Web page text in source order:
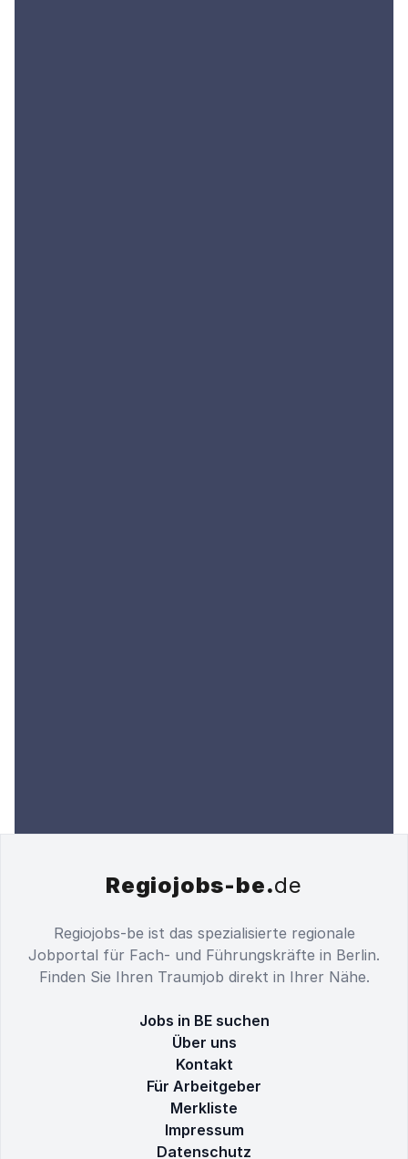
Regiojobs-be.de
Regiojobs-be ist das spezialisierte regionale
Jobportal für Fach- und Führungskräfte in Berlin.
Finden Sie Ihren Traumjob direkt in Ihrer Nähe.
Jobs in BE suchen
Über uns
Kontakt
Für Arbeitgeber
Merkliste
Impressum
Datenschutz